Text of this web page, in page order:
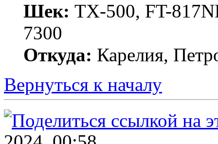
Шек: TX-500, FT-
7300
Откуда: Карелия,
Вернуться к началу